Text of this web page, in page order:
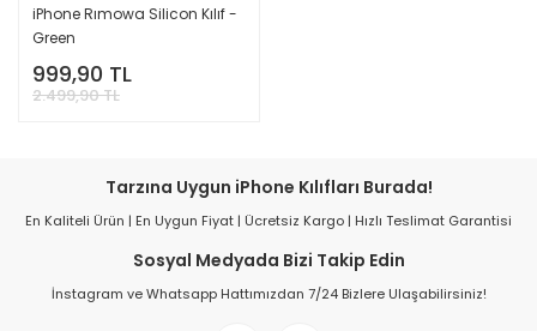
iPhone Rımowa Silicon Kılıf -
Green
999,90 TL
2.499,90 TL
Tarzına Uygun iPhone Kılıfları Burada!
En Kaliteli Ürün | En Uygun Fiyat | Ücretsiz Kargo | Hızlı Teslimat Garantisi
Sosyal Medyada Bizi Takip Edin
İnstagram ve Whatsapp Hattımızdan 7/24 Bizlere Ulaşabilirsiniz!